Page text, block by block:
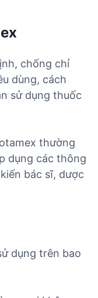
chống chỉ
dùng, cách
sử dụng thuốc
thường
dụng các thông
bác sĩ, dược
dụng trên bao